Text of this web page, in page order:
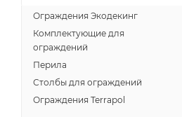
Ограждения Экодекинг
Комплектующие для
ограждений
Перила
Столбы для ограждений
Ограждения Terrapol